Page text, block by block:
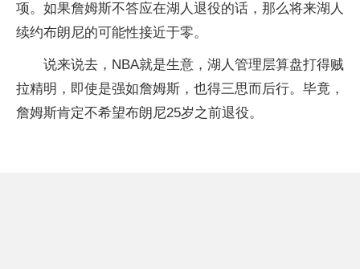
项。如果詹姆斯不答应在湖人退役的话，那么将来湖人
续约布朗尼的可能性接近于零。
说来说去，NBA就是生意，湖人管理层算盘打得贼
拉精明，即使是强如詹姆斯，也得三思而后行。毕竟，
詹姆斯肯定不希望布朗尼25岁之前退役。